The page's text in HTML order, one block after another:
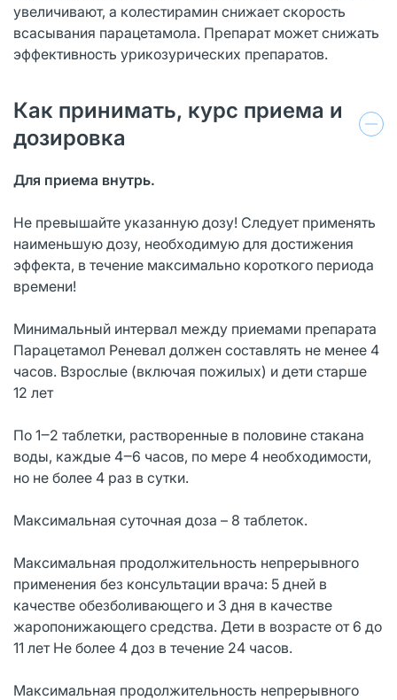
увеличивают, а колестирамин снижает скорость
всасывания парацетамола. Препарат может снижать
эффективность урикозурических препаратов.
Как принимать, курс приема и
дозировка
Для приема внутрь.
Не превышайте указанную дозу! Следует применять
наименьшую дозу, необходимую для достижения
эффекта, в течение максимально короткого периода
времени!
Минимальный интервал между приемами препарата
Парацетамол Реневал должен составлять не менее 4
часов. Взрослые (включая пожилых) и дети старше
12 лет
По 1‒2 таблетки, растворенные в половине стакана
воды, каждые 4‒6 часов, по мере 4 необходимости,
но не более 4 раз в сутки.
Максимальная суточная доза – 8 таблеток.
Максимальная продолжительность непрерывного
применения без консультации врача: 5 дней в
качестве обезболивающего и 3 дня в качестве
жаропонижающего средства. Дети в возрасте от 6 до
11 лет Не более 4 доз в течение 24 часов.
Максимальная продолжительность непрерывного